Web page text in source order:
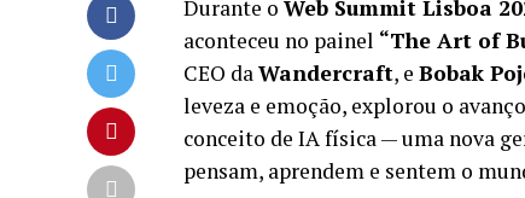
Durante o Web Summit Lisboa
aconteceu no painel “The Art of
CEO daWandercraft, e Bobak
leveza e emoção, explorou o
conceito de IA física — uma nova
pensam, aprendem e sentem o